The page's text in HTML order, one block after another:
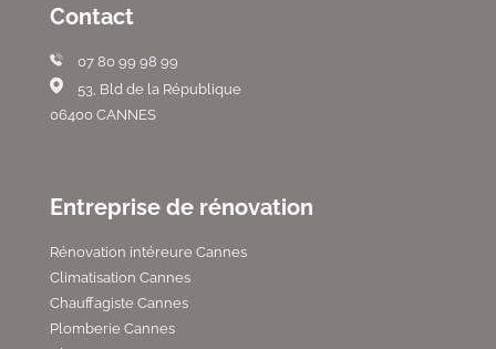
Contact
07 80 99 98 99
53, Bld de la République
06400 CANNES
Entreprise de rénovation
Rénovation intéreure Cannes
Climatisation Cannes
Chauffagiste Cannes
Plomberie Cannes